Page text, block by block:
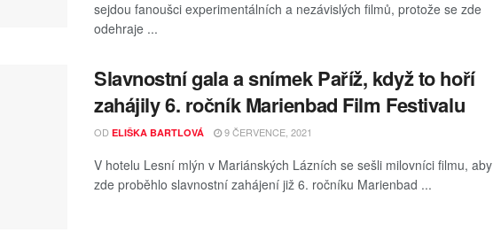
sejdou fanoušci experimentálních a nezávislých filmů, protože se zde
odehraje ...
Slavnostní gala a snímek Paříž, když to hoří
zahájily 6. ročník Marienbad Film Festivalu
OD ELIŠKA BARTLOVÁ 9 ČERVENCE, 2021
V hotelu Lesní mlýn v Mariánských Lázních se sešli milovníci filmu, aby
zde proběhlo slavnostní zahájení již 6. ročníku Marienbad ...